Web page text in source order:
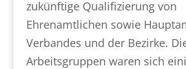
zukünftige Qualifizierung von
Ehrenamtlichen sowie
Verbandes und der Bezirke.
Arbeitsgruppen waren sich